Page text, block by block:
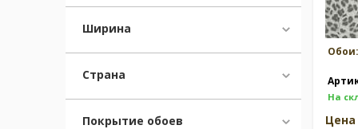
Граффити/Стрит-арт(16)
Дамаск и полоска
Феи/принцессы
Перья(53)
Динозавры(23)
Ширина
Страна
Покрытие обоев
Обои:
На
Цена